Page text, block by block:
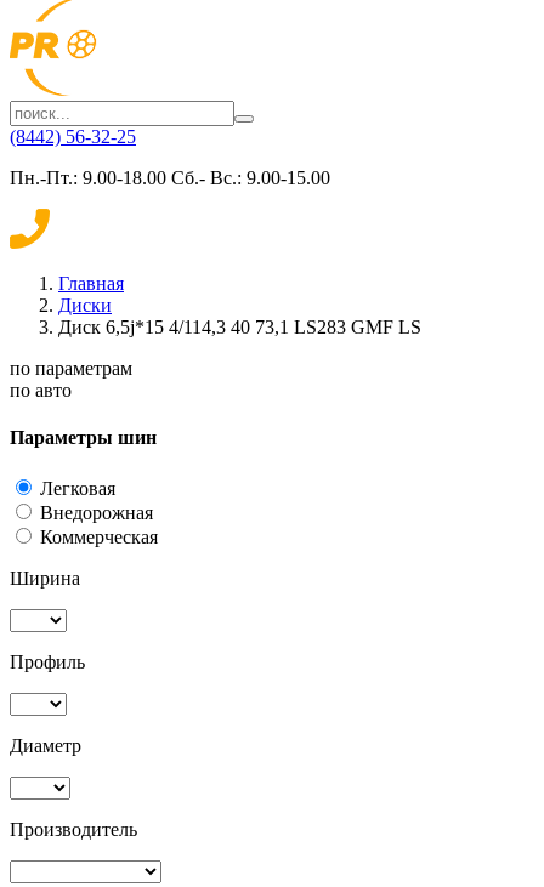
(8442) 56-32-25
Пн.-Пт.: 9.00-18.00 Сб.- Вс.: 9.00-15.00
Главная
Диски
Диск 6,5j*15 4/114,3 40 73,1 LS283 GMF LS
по параметрам
по авто
Параметры шин
Легковая
Внедорожная
Коммерческая
Ширина
Профиль
Диаметр
Производитель